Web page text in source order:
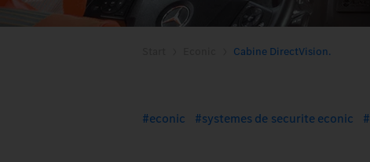
Cabine DirectVision.
econic systemes de securite econic